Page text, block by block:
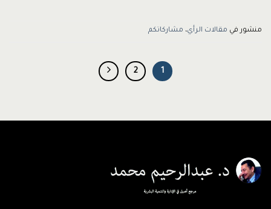
منشور في مقالات الرأي، مشاركاتكم
1
2